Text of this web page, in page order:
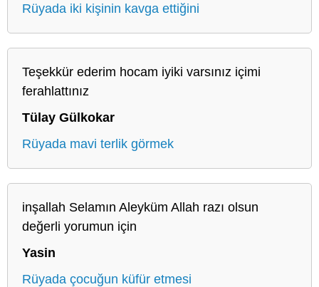
Rüyada iki kişinin kavga ettiğini
Teşekkür ederim hocam iyiki varsınız içimi
ferahlattınız
Tülay Gülkokar
Rüyada mavi terlik görmek
inşallah Selamın Aleyküm Allah razı olsun
değerli yorumun için
Yasin
Rüyada çocuğun küfür etmesi